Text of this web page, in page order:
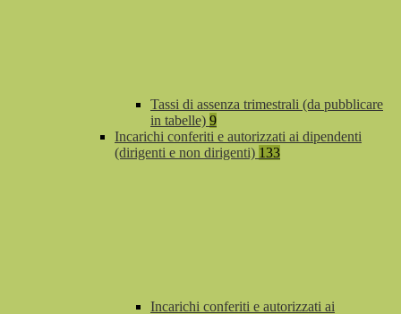
Tassi di assenza trimestrali (da pubblicare
in tabelle) 9
Incarichi conferiti e autorizzati ai dipendenti
(dirigenti e non dirigenti) 133
Incarichi conferiti e autorizzati ai